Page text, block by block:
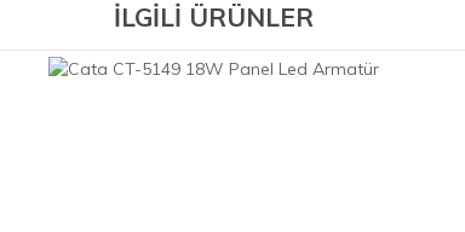
İLGİLİ ÜRÜNLER